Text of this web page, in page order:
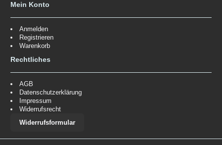
Mein Konto
Anmelden
Registrieren
Warenkorb
Rechtliches
AGB
Datenschutzerklärung
Impressum
Widerrufsrecht
Widerrufsformular